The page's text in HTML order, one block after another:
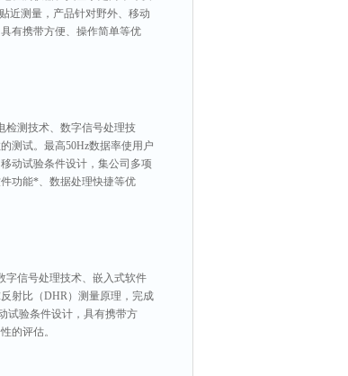
近测量，产品针对野外、移动
有携带方便、操作简单等优
检测技术、数字信号处理技
测试。最高50Hz数据率使用户
动试验条件设计，集公司多项
功能*、数据处理快捷等优
字信号处理技术、嵌入式软件
射比（DHR）测量原理，完成
试验条件设计，具有携带方
的评估。